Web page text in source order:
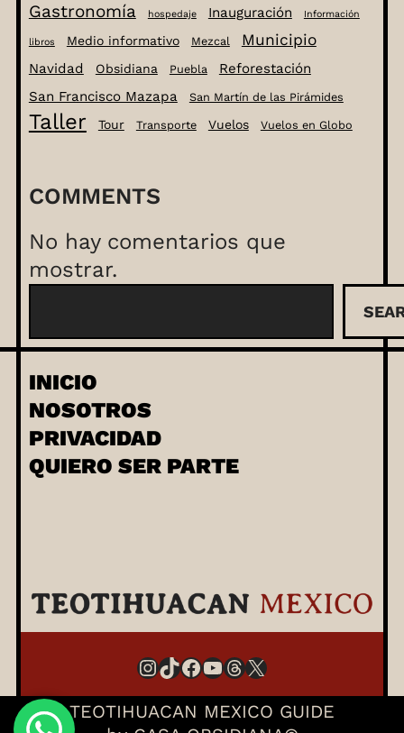
Gastronomía hospedaje Inauguración Información
libros Medio informativo Mezcal Municipio
Navidad Obsidiana Puebla
Reforestación
San Francisco Mazapa
San Martín de las Pirámides
Taller Tour Transporte Vuelos Vuelos en Globo
COMMENTS
No hay comentarios que
mostrar.
s
c
a
r
INICIO
NOSOTROS
PRIVACIDAD
QUIERO SER PARTE
InstagramTikTok Facebook YouTube Threads X
TEOTIHUACAN MEXICO GUIDE